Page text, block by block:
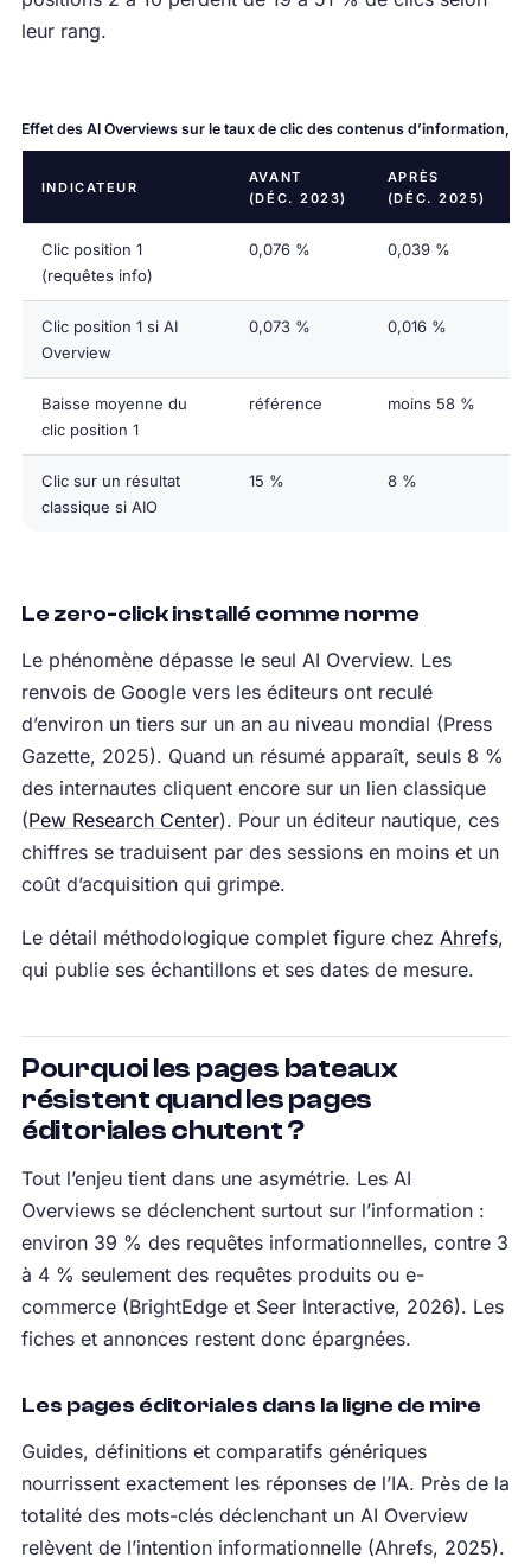
leur rang.
Effet des AI Overviews sur le taux de clic des contenus d’information,
INDICATEUR
AVANT
(DÉC. 2023)
APRÈS
(DÉC. 2025)
Clic position 1
(requêtes info)
0,076 % 0,039 %
Clic position 1 si AI
Overview
0,073 % 0,016 %
Baisse moyenne du
clic position 1
référence moins 58 %
Clic sur un résultat
classique si AIO
15 % 8 %
Le zero-click installé comme norme
Le phénomène dépasse le seul AI Overview. Les
renvois de Google vers les éditeurs ont reculé
d’environ un tiers sur un an au niveau mondial (Press
Gazette, 2025). Quand un résumé apparaît, seuls 8 %
des internautes cliquent encore sur un lien classique
(Pew Research Center). Pour un éditeur nautique, ces
chiffres se traduisent par des sessions en moins et un
coût d’acquisition qui grimpe.
Le détail méthodologique complet figure chez Ahrefs,
qui publie ses échantillons et ses dates de mesure.
Pourquoi les pages bateaux
résistent quand les pages
éditoriales chutent ?
Tout l’enjeu tient dans une asymétrie. Les AI
Overviews se déclenchent surtout sur l’information :
environ 39 % des requêtes informationnelles, contre 3
à 4 % seulement des requêtes produits ou e-
commerce (BrightEdge et Seer Interactive, 2026). Les
fiches et annonces restent donc épargnées.
Les pages éditoriales dans la ligne de mire
Guides, définitions et comparatifs génériques
nourrissent exactement les réponses de l’IA. Près de la
totalité des mots-clés déclenchant un AI Overview
relèvent de l’intention informationnelle (Ahrefs, 2025).